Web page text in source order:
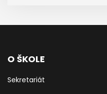
O ŠKOLE
Sekretariát